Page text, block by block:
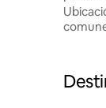
campo